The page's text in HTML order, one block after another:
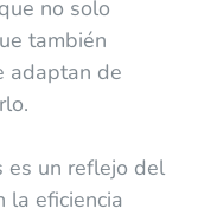
no solo
también
adaptan de
es un reflejo del
la eficiencia